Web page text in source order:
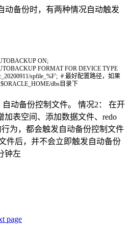
动备份时，有两种情况自动触发
ON;
FORMATFOR DEVICE TYPE
spfile_%F'; # 最好配置路径，如果
dbs目录下
自动备份控制文件。 情况2： 在开
加表空间、添加数据文件、redo
为，都会触发自动备份控制文件
件后，并不会立即触发自动备份
钟左
page